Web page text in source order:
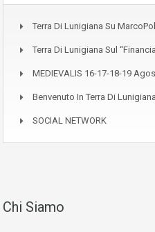
Terra Di Lunigiana Su
Terra Di Lunigiana Sul
MEDIEVALIS 16-17-18-19
Benvenuto In Terra Di Lunigiana
SOCIAL NETWORK
Chi Siamo